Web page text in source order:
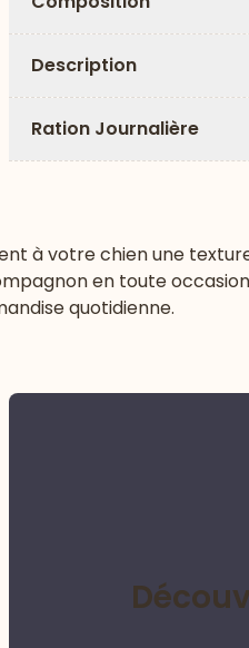
Description
Ration Journalière
à votre chien une
en toute
quotidienne.